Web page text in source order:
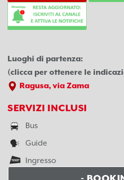
Luoghi di partenza:
(clicca per ottenere le
Ragusa, via Zama
SERVIZI INCLUSI
Bus
Guide
Ingresso